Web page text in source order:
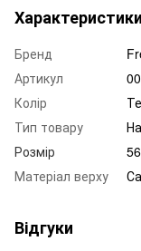
Характеристики
Бренд
Артикул
Колір
Тип товару
Розмір
Матеріал верху
Відгуки